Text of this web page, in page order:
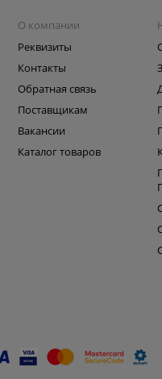
О компании
Реквизиты
Контакты
Обратная связь
Поставщикам
Вакансии
Каталог товаров